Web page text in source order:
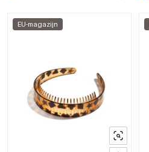
EU-magazijn